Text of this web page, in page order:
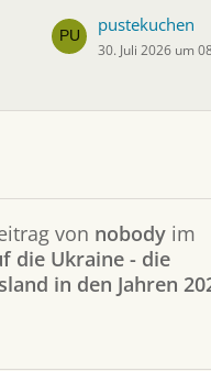
pustekuchen
30. Juli 2026 um
von nobody im
die Ukraine - die
in den Jahren